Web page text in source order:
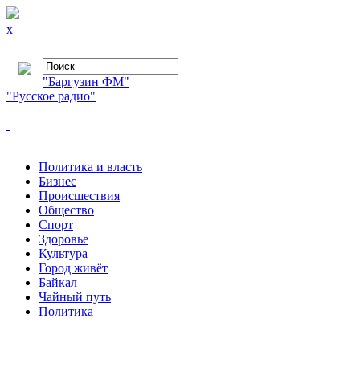
x
"Баргузин ФМ"
"Русское радио"
Политика и власть
Бизнес
Происшествия
Общество
Cпорт
Здоровье
Культура
Город живёт
Байкал
Чайный путь
Политика